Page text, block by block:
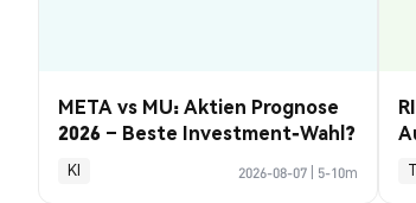
META vs MU: Aktien Prognose
2026 – Beste Investment-Wahl?
KI 2026-08-07 5-10m